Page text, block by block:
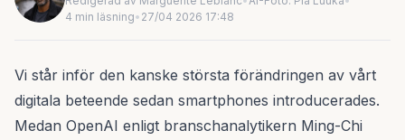
4 min läsning• 27/04 2026 17:48
Vi står inför den kanske största förändringen av vårt
digitala beteende sedan smartphones introducerades.
Medan OpenAI enligt branschanalytikern Ming-Chi